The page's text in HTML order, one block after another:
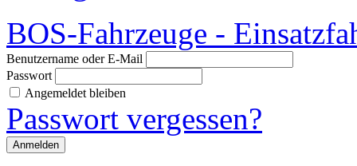
BOS-Fahrzeuge -
Benutzername oder E-Mail
Passwort
Angemeldet bleiben
Passwort vergessen?